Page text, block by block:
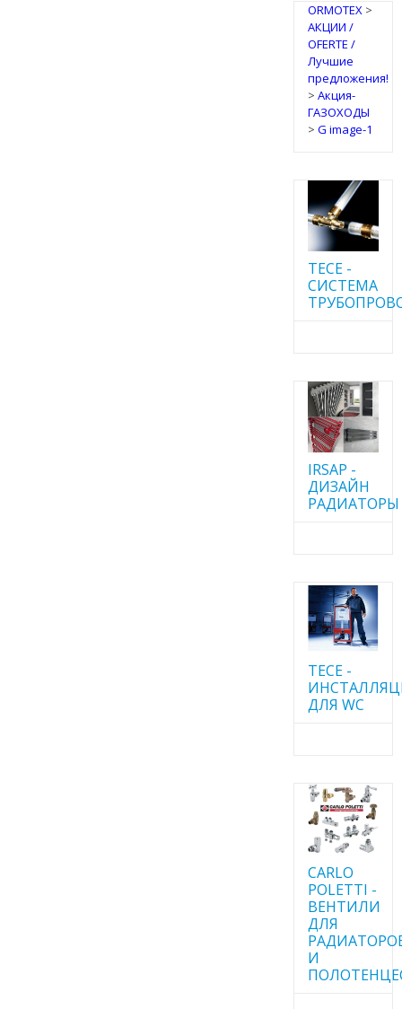
ORMOTEX>
АКЦИИ /
OFERTE /
Лучшие
предложения!
> Акция-
ГАЗОХОДЫ
> G image-1
TECE -
CИСТЕМА
IRSAP -
ДИЗАЙН
РАДИАТОРЫ
TECE -
ДЛЯ WC
CARLO
POLETTI -
ВЕНТИЛИ
ДЛЯ
И